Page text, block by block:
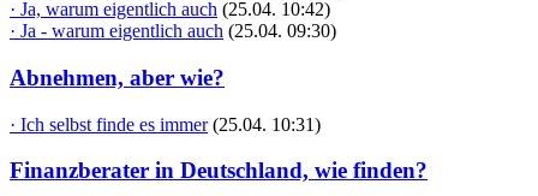
· Ja, warum eigentlich auch (25.04. 10:42)
· Ja - warum eigentlich auch (25.04. 09:30)
Abnehmen, aber wie?
· Ich selbst finde es immer (25.04. 10:31)
Finanzberater in Deutschland, wie finden?